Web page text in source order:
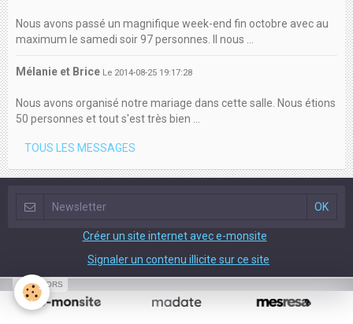
Nous avons passé un magnifique week-end fin octobre avec au
maximum le samedi soir 97 personnes. Il nous ...
Mélanie et Brice Le 2014-08-25 19:17:28
Nous avons organisé notre mariage dans cette salle. Nous étions
50 personnes et tout s'est très bien ...
TOUS LES MESSAGES
Créer un site internet avec e-monsite
Signaler un contenu illicite sur ce site
SPONSORS